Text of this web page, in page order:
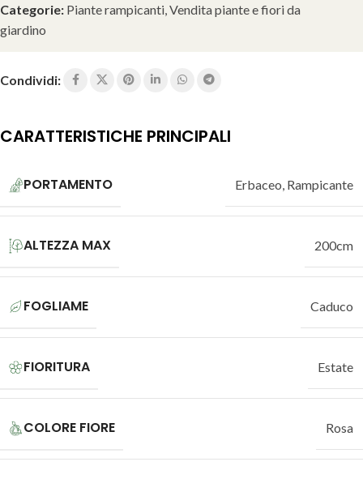
Categorie: Piante rampicanti Vendita piante e fiori da
giardino
Condividi:
CARATTERISTICHE PRINCIPALI
PORTAMENTO Erbaceo, Rampicante
ALTEZZA MAX 200cm
FOGLIAME Caduco
FIORITURA Estate
COLORE FIORE Rosa